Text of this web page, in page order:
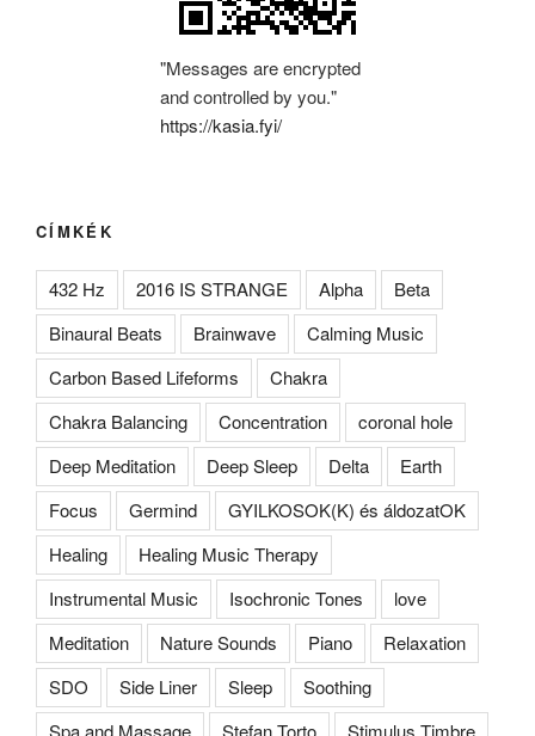
"Messages are encrypted
and controlled by you."
https://kasia.fyi/
CÍMKÉK
432 Hz 2016 IS STRANGE Alpha
Beta
Binaural Beats
Brainwave
Calming Music
Carbon Based Lifeforms
Chakra
Chakra Balancing
Concentration
coronal hole
Deep Meditation
Deep Sleep Delta
Earth
Focus
Germind
GYILKOSOK(K) és áldozatOK
Healing
Healing Music Therapy
Instrumental Music
Isochronic Tones
love
Meditation
Nature Sounds Piano
Relaxation
SDO
Side Liner Sleep
Soothing